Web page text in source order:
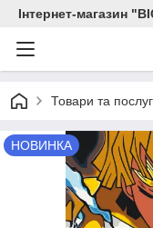
Інтернет-магазин
Товари та
НОВИНКА